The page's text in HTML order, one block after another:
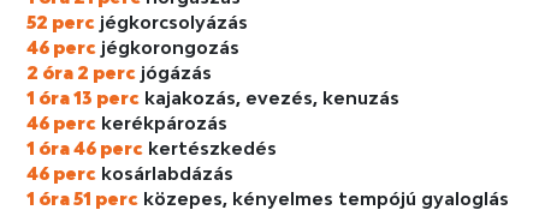
52 perc jégkorcsolyázás
46 perc jégkorongozás
2 óra 2 perc jógázás
1 óra 13 perc kajakozás, evezés, kenuzás
46 perc kerékpározás
1 óra 46 perc kertészkedés
46 perc kosárlabdázás
1 óra 51 perc közepes, kényelmes tempójú gyaloglás